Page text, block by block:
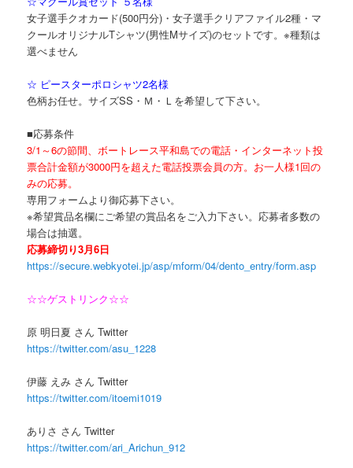
女子選手クオカード(500円分)・女子選手クリアファイル2種・マ
クールオリジナルTシャツ(男性Mサイズ)のセットです。※種類は
選べません
☆ ピースターポロシャツ2名様
色柄お任せ。サイズSS・Ｍ・Ｌを希望して下さい。
■応募条件
3/1～6の節間、ボートレース平和島での電話・インターネット投
票合計金額が3000円を超えた電話投票会員の方。お一人様1回の
みの応募。
専用フォームより御応募下さい。
※希望賞品名欄にご希望の賞品名をご入力下さい。応募者多数の
場合は抽選。
応募締切り3月6日
https://secure.webkyotei.jp/asp/mform/04/dento_entry/form.asp
☆☆ゲストリンク☆☆
原 明日夏 さん Twitter
https://twitter.com/asu_1228
伊藤 えみ さん Twitter
https://twitter.com/itoemi1019
ありさ さん Twitter
https://twitter.com/ari_Arichun_912